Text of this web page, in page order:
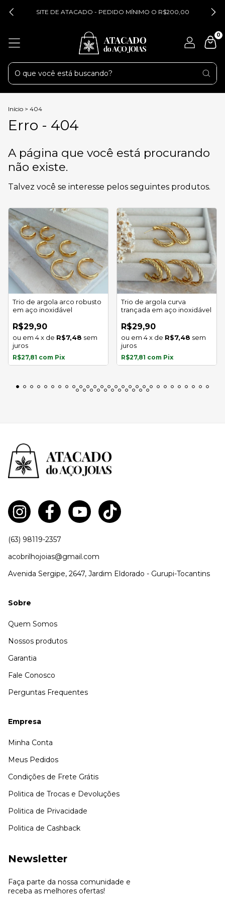
SITE DE ATACADO - PEDIDO MÍNIMO O R$200,00
0
Início > 404
Erro - 404
A página que você está procurando
não existe.
Talvez você se interesse pelos seguintes produtos.
Trio de argola arco robusto
em aço inoxidável
R$29,90
4x de R$7,48 sem
juros
R$27,81 com Pix
Trio de argola curva
trançada em aço inoxidável
R$29,90
4x de R$7,48 sem
juros
R$27,81 com Pix
(63) 98119-2357
acobrilhojoias@gmail.com
Avenida Sergipe, 2647, Jardim Eldorado - Gurupi-Tocantins
Sobre
Quem Somos
Nossos produtos
Garantia
Fale Conosco
Perguntas Frequentes
Empresa
Minha Conta
Meus Pedidos
Condições de Frete Grátis
Politica de Trocas e Devoluções
Politica de Privacidade
Politica de Cashback
Newsletter
Faça parte da nossa comunidade e
receba as melhores ofertas!